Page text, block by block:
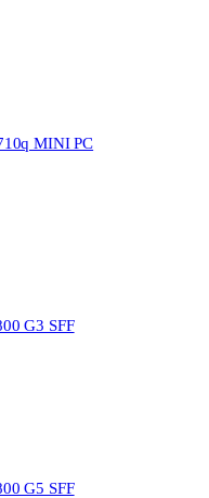
MINI PC
G3 SFF
G5 SFF